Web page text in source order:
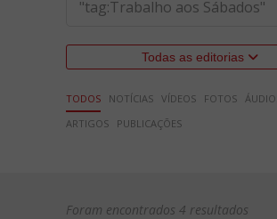
Todas as editorias
TODOS NOTÍCIAS VÍDEOS FOTOS
ARTIGOS
PUBLICAÇÕES
Foram encontrados 4 resultados